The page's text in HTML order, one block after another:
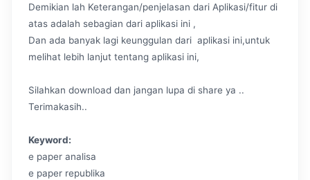
Demikian lah Keterangan/penjelasan dari Aplikasi/fitur di
atas adalah sebagian dari aplikasi ini ,
Dan ada banyak lagi keunggulan dari aplikasi ini,untuk
melihat lebih lanjut tentang aplikasi ini,
Silahkan download dan jangan lupa di share ya ..
Terimakasih..
Keyword:
e paper analisa
e paper republika